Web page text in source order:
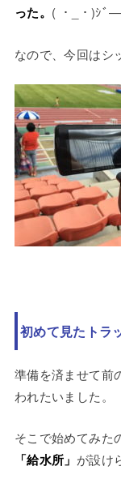
った。 ( ・_・)ｼﾞ
初めて見たトラ
準備を済ませて前
われたいました。
そこで始めてみた
「給水所」 が設け